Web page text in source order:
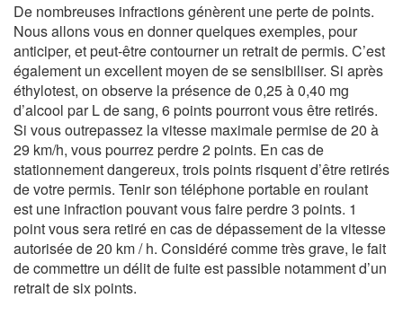
De nombreuses infractions génèrent une perte de points.
Nous allons vous en donner quelques exemples, pour
anticiper, et peut-être contourner un retrait de permis. C’est
également un excellent moyen de se sensibiliser. Si après
éthylotest, on observe la présence de 0,25 à 0,40 mg
d’alcool par L de sang, 6 points pourront vous être retirés.
Si vous outrepassez la vitesse maximale permise de 20 à
29 km/h, vous pourrez perdre 2 points. En cas de
stationnement dangereux, trois points risquent d’être retirés
de votre permis. Tenir son téléphone portable en roulant
est une infraction pouvant vous faire perdre 3 points. 1
point vous sera retiré en cas de dépassement de la vitesse
autorisée de 20 km / h. Considéré comme très grave, le fait
de commettre un délit de fuite est passible notamment d’un
retrait de six points.